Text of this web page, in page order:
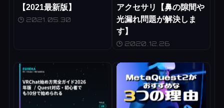
【2021最新版】
2021.05.30
アクセサリ【鼻の隙間や
光漏れ問題が解決しま
す】
2020.12.26